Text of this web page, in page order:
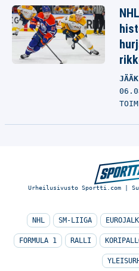
Urheilusivusto Sportti.com |
NHL SM-LIIGA
FORMULA 1 RALLI